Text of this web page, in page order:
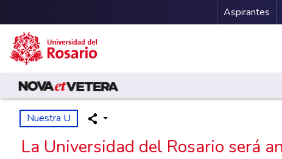
Pasar al contenido principal
Menu
Aspirantes
Nuestra U
La Universidad del Rosario será